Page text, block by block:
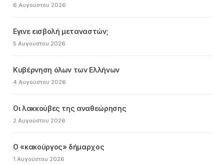
6 Αυγούστου 2026
Εγινε εισβολή μεταναστών;
5 Αυγούστου 2026
Κυβέρνηση όλων των Ελλήνων
4 Αυγούστου 2026
Οι λακκούβες της αναθεώρησης
2 Αυγούστου 2026
Ο «κακούργος» δήμαρχος
1 Αυγούστου 2026